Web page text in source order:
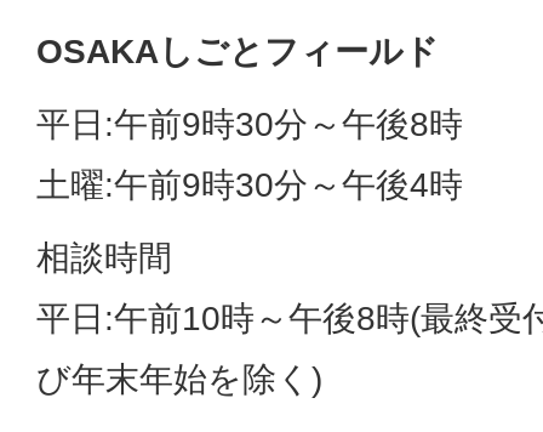
OSAKAしごとフィールド
平日:午前9時30分～午後8時
土曜:午前9時30分～午後4時
相談時間
平日:午前10時～午後8時(最終受
び年末年始を除く)